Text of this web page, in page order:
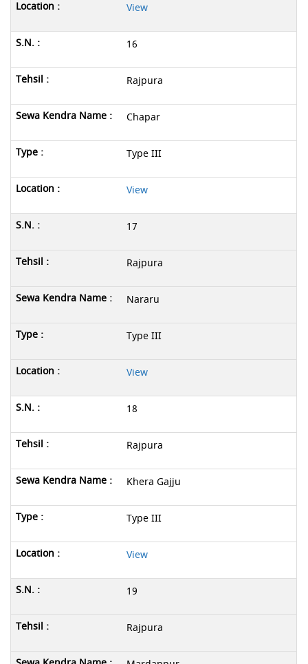
View
16
Rajpura
Chapar
Type III
View
17
Rajpura
Nararu
Type III
View
18
Rajpura
Khera Gajju
Type III
View
19
Rajpura